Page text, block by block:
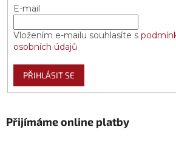
E-mail
Vložením e-mailu souhlasíte s
osobních údajů
PŘIHLÁSIT SE
Přijímáme online platby